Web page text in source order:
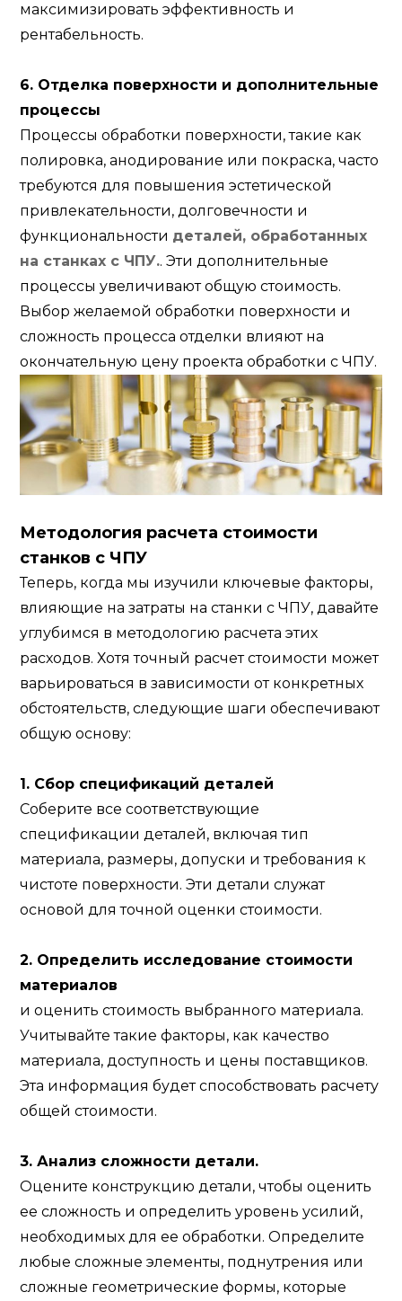
максимизировать эффективность и
рентабельность.
6. Отделка поверхности и дополнительные
процессы
Процессы обработки поверхности, такие как
полировка, анодирование или покраска, часто
требуются для повышения эстетической
привлекательности, долговечности и
функциональности деталей, обработанных
на станках с ЧПУ.. Эти дополнительные
процессы увеличивают общую стоимость.
Выбор желаемой обработки поверхности и
сложность процесса отделки влияют на
окончательную цену проекта обработки с ЧПУ.
Методология расчета стоимости
станков с ЧПУ
Теперь, когда мы изучили ключевые факторы,
влияющие на затраты на станки с ЧПУ, давайте
углубимся в методологию расчета этих
расходов. Хотя точный расчет стоимости может
варьироваться в зависимости от конкретных
обстоятельств, следующие шаги обеспечивают
общую основу:
1. Сбор спецификаций деталей
Соберите все соответствующие
спецификации деталей, включая тип
материала, размеры, допуски и требования к
чистоте поверхности. Эти детали служат
основой для точной оценки стоимости.
2. Определить исследование стоимости
материалов
и оценить стоимость выбранного материала.
Учитывайте такие факторы, как качество
материала, доступность и цены поставщиков.
Эта информация будет способствовать расчету
общей стоимости.
3. Анализ сложности детали.
Оцените конструкцию детали, чтобы оценить
ее сложность и определить уровень усилий,
необходимых для ее обработки. Определите
любые сложные элементы, поднутрения или
сложные геометрические формы, которые